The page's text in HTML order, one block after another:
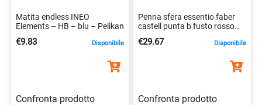
Matita endless INEO
Elements – HB – blu – Pelikan
€9.83 Disponibile
Confronta prodotto
Penna sfera essentio faber
castell punta b fusto rosso
€29.67 Disponibile
Confronta prodotto